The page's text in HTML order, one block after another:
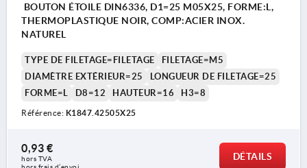
BOUTON ÉTOILE DIN6336, D1=25 M05X25, FORME:L,
THERMOPLASTIQUE NOIR, COMP:ACIER INOX.
NATUREL
TYPE DE FILETAGE=FILETAGE
FILETAGE=M5
DIAMÈTRE EXTÉRIEUR=25
LONGUEUR DE FILETAGE=25
FORME=L
D8=12 HAUTEUR=16 H3=8
Référence: K1847.42505X25
0,93 €
hors TVA
DÉTAILS